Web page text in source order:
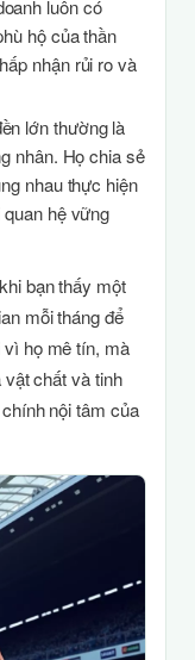
luôn có
hộ của thần
nhận rủi ro và
lớn thường là
nhân. Họ chia sẻ
nhau thực hiện
hệ vững
bạn thấy một
mỗi tháng để
vì họ mê tín, mà
chất và tinh
nội tâm của